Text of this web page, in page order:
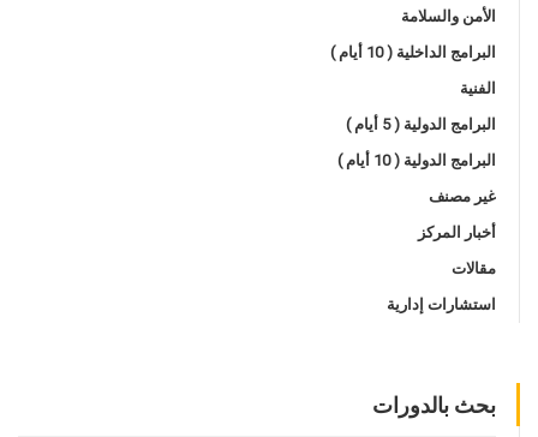
الأمن والسلامة
البرامج الداخلية ( 10 أيام )
الفنية
البرامج الدولية ( 5 أيام )
البرامج الدولية ( 10 أيام )
غير مصنف
أخبار المركز
مقالات
استشارات إدارية
بحث بالدورات